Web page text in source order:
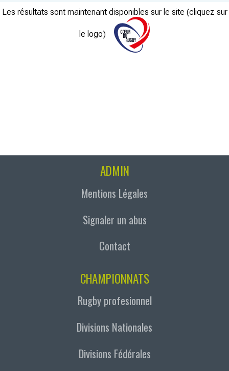
Les résultats sont maintenant disponibles sur le site (cliquez sur
le logo)
ADMIN
Mentions Légales
Signaler un abus
Contact
CHAMPIONNATS
Rugby profesionnel
Divisions Nationales
Divisions Fédérales